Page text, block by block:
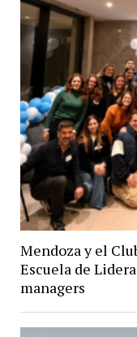
Mendoza y el
Escuela de
managers